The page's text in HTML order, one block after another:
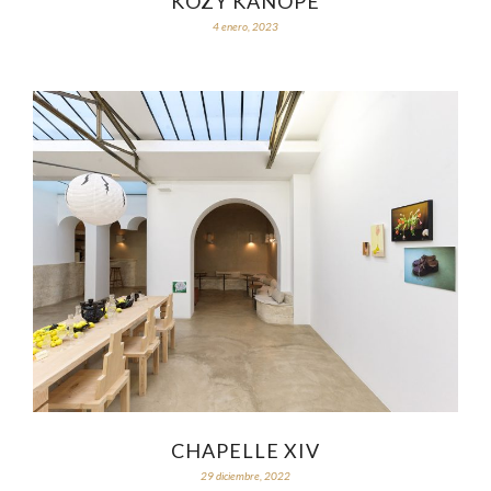
4 enero, 2023
CHAPELLE XIV
29 diciembre, 2022